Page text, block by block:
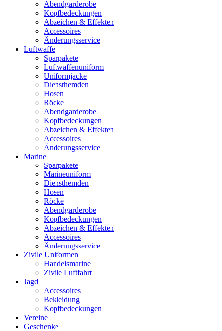
Abendgarderobe
Kopfbedeckungen
Abzeichen & Effekten
Accessoires
Änderungsservice
Luftwaffe
Sparpakete
Luftwaffenuniform
Uniformjacke
Diensthemden
Hosen
Röcke
Abendgarderobe
Kopfbedeckungen
Abzeichen & Effekten
Accessoires
Änderungsservice
Marine
Sparpakete
Marineuniform
Diensthemden
Hosen
Röcke
Abendgarderobe
Kopfbedeckungen
Abzeichen & Effekten
Accessoires
Änderungsservice
Zivile Uniformen
Handelsmarine
Zivile Luftfahrt
Jagd
Accessoires
Bekleidung
Kopfbedeckungen
Vereine
Geschenke